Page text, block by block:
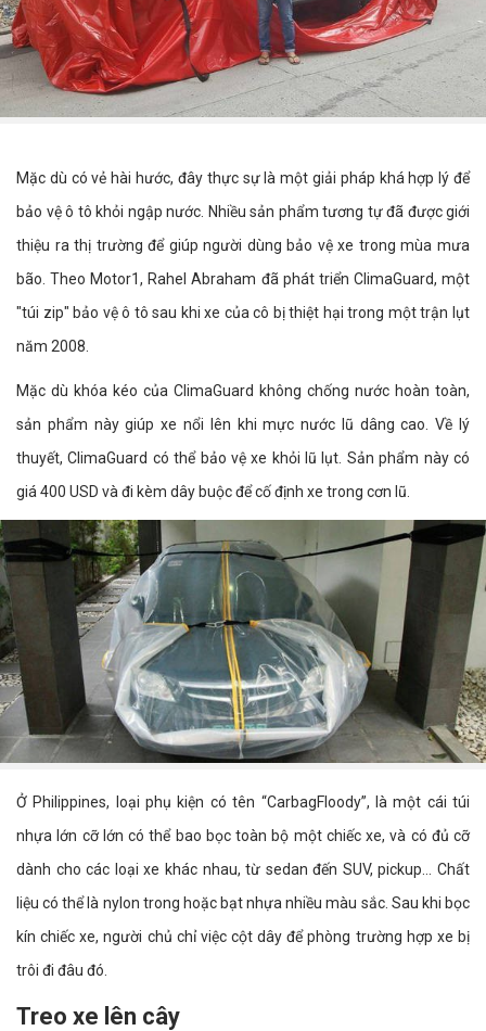
Mặc dù có vẻ hài hước, đây thực sự là một giải pháp khá hợp lý để
bảo vệ ô tô khỏi ngập nước. Nhiều sản phẩm tương tự đã được giới
thiệu ra thị trường để giúp người dùng bảo vệ xe trong mùa mưa
bão. Theo Motor1, Rahel Abraham đã phát triển ClimaGuard, một
"túi zip" bảo vệ ô tô sau khi xe của cô bị thiệt hại trong một trận lụt
năm 2008.
Mặc dù khóa kéo của ClimaGuard không chống nước hoàn toàn,
sản phẩm này giúp xe nổi lên khi mực nước lũ dâng cao. Về lý
thuyết, ClimaGuard có thể bảo vệ xe khỏi lũ lụt. Sản phẩm này có
giá 400 USD và đi kèm dây buộc để cố định xe trong cơn lũ.
Ở Philippines, loại phụ kiện có tên “CarbagFloody”, là một cái túi
nhựa lớn cỡ lớn có thể bao bọc toàn bộ một chiếc xe, và có đủ cỡ
dành cho các loại xe khác nhau, từ sedan đến SUV, pickup… Chất
liệu có thể là nylon trong hoặc bạt nhựa nhiều màu sắc. Sau khi bọc
kín chiếc xe, người chủ chỉ việc cột dây để phòng trường hợp xe bị
trôi đi đâu đó.
Treo xe lên cây